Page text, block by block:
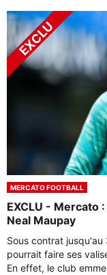
MERCATO FOOTBALL
EXCLU - Mercato
Neal Maupay
Sous contrat
pourrait faire ses
En effet, le club